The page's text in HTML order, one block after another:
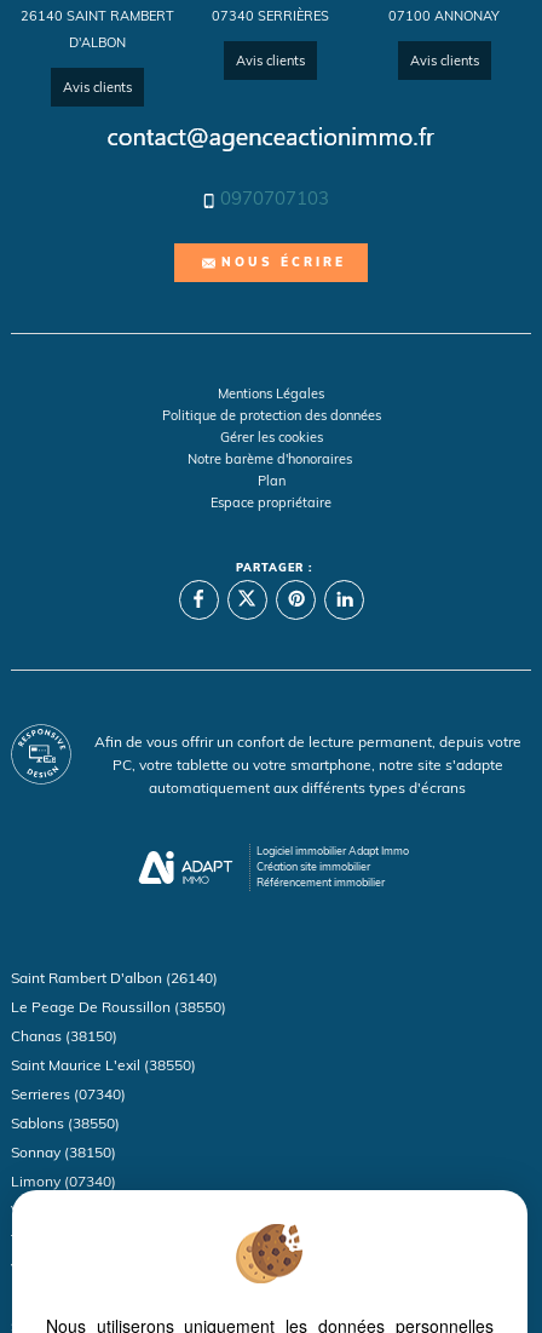
26140 SAINT RAMBERT
D'ALBON
Avis clients
07340 SERRIÈRES
Avis clients
07100 ANNONAY
Avis clients
0970707103
NOUS ÉCRIRE
Mentions Légales
Politique de protection des données
Gérer les cookies
Notre barème d'honoraires
Plan
Espace propriétaire
PARTAGER :
Afin de vous offrir un confort de lecture permanent, depuis votre
PC, votre tablette ou votre smartphone, notre site s'adapte
automatiquement aux différents types d'écrans
Logiciel immobilier Adapt Immo
Création site immobilier
Référencement immobilier
Saint Rambert D'albon (26140)
Le Peage De Roussillon (38550)
Chanas (38150)
Saint Maurice L'exil (38550)
Serrieres (07340)
Sablons (38550)
Sonnay (38150)
Limony (07340)
Vienne (38200)
Thodure (38260)
Vinzieux (07340)
Saint Victor (07410)
Nous utiliserons uniquement les données personnelles